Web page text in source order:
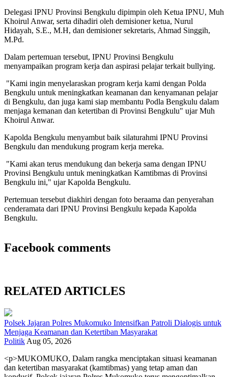
Delegasi IPNU Provinsi Bengkulu dipimpin oleh Ketua IPNU, Muh
Khoirul Anwar, serta dihadiri oleh demisioner ketua, Nurul
Hidayah, S.E., M.H, dan demisioner sekretaris, Ahmad Singgih,
M.Pd.
Dalam pertemuan tersebut, IPNU Provinsi Bengkulu
menyampaikan program kerja dan aspirasi pelajar terkait bullying.
"Kami ingin menyelaraskan program kerja kami dengan Polda
Bengkulu untuk meningkatkan keamanan dan kenyamanan pelajar
di Bengkulu, dan juga kami siap membantu Podla Bengkulu dalam
menjaga kemanan dan ketertiban di Provinsi Bengkulu" ujar Muh
Khoirul Anwar.
Kapolda Bengkulu menyambut baik silaturahmi IPNU Provinsi
Bengkulu dan mendukung program kerja mereka.
"Kami akan terus mendukung dan bekerja sama dengan IPNU
Provinsi Bengkulu untuk meningkatkan Kamtibmas di Provinsi
Bengkulu ini," ujar Kapolda Bengkulu.
Pertemuan tersebut diakhiri dengan foto beraama dan penyerahan
cenderamata dari IPNU Provinsi Bengkulu kepada Kapolda
Bengkulu.
Facebook comments
RELATED ARTICLES
Polsek Jajaran Polres Mukomuko Intensifkan Patroli Dialogis untuk
Menjaga Keamanan dan Ketertiban Masyarakat
Politik Aug 05, 2026
<p>MUKOMUKO, Dalam rangka menciptakan situasi keamanan
dan ketertiban masyarakat (kamtibmas) yang tetap aman dan